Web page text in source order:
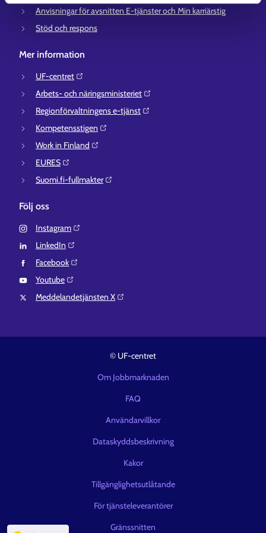
Anvisningar för avsnitten E-tjänster och Min karriärstig
Stöd och respons
Mer information
UF-centret⁠
Arbets- och näringsministeriet⁠
Regionförvaltningens e-tjänst⁠
Kompetensstigen⁠
Work in Finland⁠
EURES⁠
Suomi.fi-fullmakter⁠
Följ oss
Instagram⁠
LinkedIn⁠
Facebook⁠
Youtube⁠
Meddelandetjänsten X⁠
© UF-centret
Om Jobbmarknaden
FAQ
Användarvillkor
Dataskyddsbeskrivning
Kakor
Tillgänglighetsutlåtande
För tjänsteleverantörer
Gränssnitten